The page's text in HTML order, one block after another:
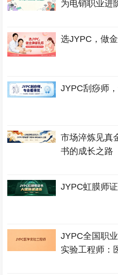
为电销职业进
选JYPC，做
JYPC刮痧师
市场淬炼见真
书的成长之路
JYPC虹膜师
JYPC全国职
实验工程师：